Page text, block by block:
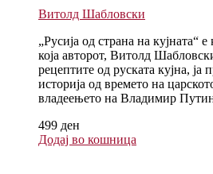
Витолд Шабловски
„Русија од страна на кујната“
која авторот, Витолд
рецептите од руската кујна, ја
историја од времето на
владеењето на Владимир
499 ден
Додај во кошница